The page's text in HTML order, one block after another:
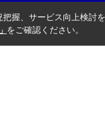
握、サービス向上検討
をご確認ください。